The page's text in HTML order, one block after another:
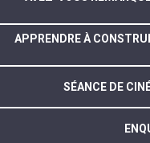
APPRENDRE À
SÉANCE DE